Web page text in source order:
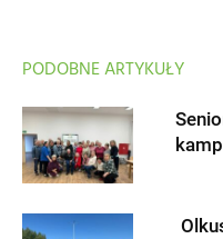
PODOBNE ARTYKUŁY